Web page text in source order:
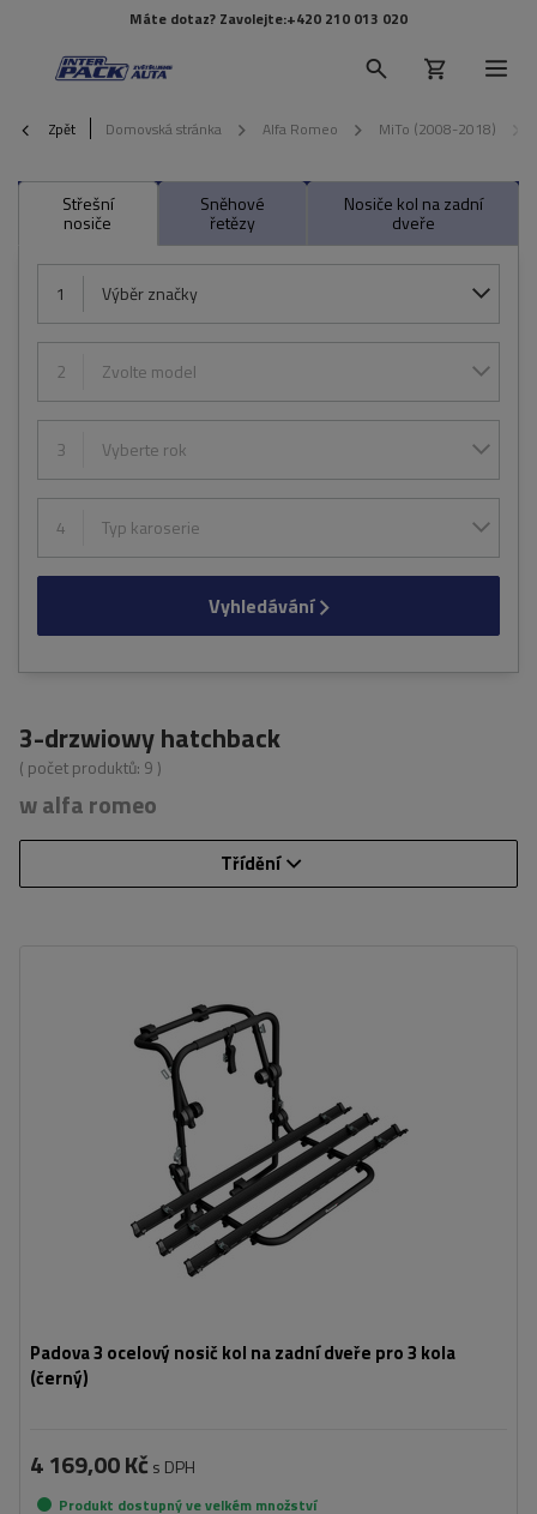
Máte dotaz? Zavolejte:+420 210 013 020
Zpět Domovská stránka Alfa Romeo MiTo (2008-2018)
Střešní
nosiče
Sněhové
řetězy
Nosiče kol na zadní
dveře
1 Výběr značky
2 Zvolte model
3 Vyberte rok
4 Typ karoserie
Vyhledávání
3-drzwiowy hatchback
( počet produktů: 9 )
w alfa romeo
Třídění
Padova 3 ocelový nosič kol na zadní dveře pro 3 kola
(černý)
Nosnost nosiče jízdních kol:
45 kg
univerzální montážní systém
kompatibilní se všemi typy karoserií
4 169,00 Kč s DPH
Produkt dostupný ve velkém množství